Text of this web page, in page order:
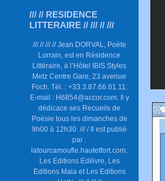
/// // RESIDENCE
LITTERAIRE // /// // ///
/// // /// // Jean DORVAL, Poète
Lorrain, est en Résidence
Littéraire, à l’Hôtel IBIS Styles
Metz Centre Gare, 23 avenue
Foch. Tél. : +33.3.87.66.81.11.
E-mail : H6854@accor.com. Il y
dédicace ses Recueils de
Poésie tous les dimanches de
9h00 à 12h30. /// / Il est publié
par :
latourcamoufle.hautetfort.com,
Les Editions Edilivre, Les
Editions Maia et Les Editions